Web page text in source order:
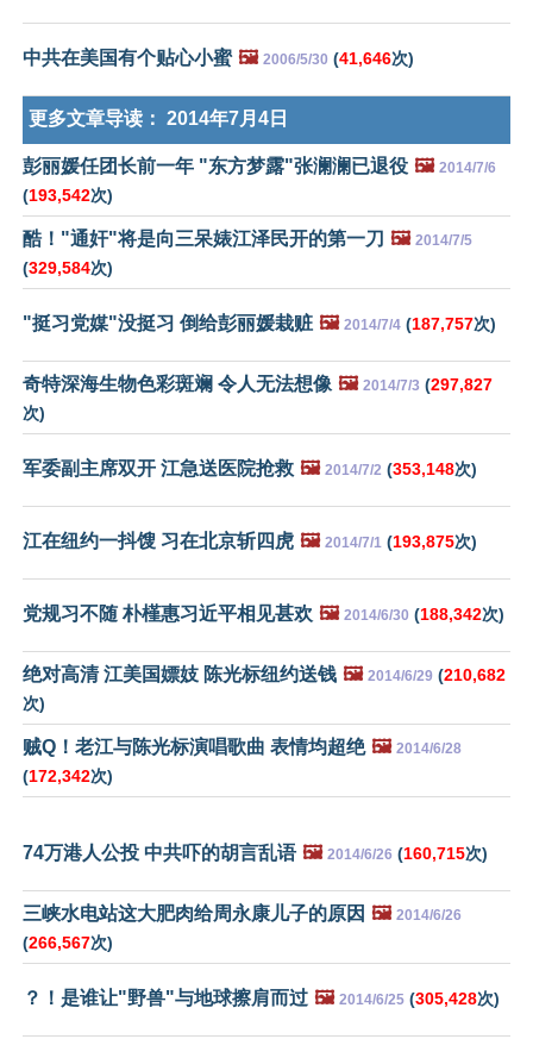
中共在美国有个贴心小蜜 🖼️ 2006/5/30 (41,646次)
更多文章导读： 2014年7月4日
彭丽媛任团长前一年 "东方梦露"张澜澜已退役 🖼️ 2014/7/6
(193,542次)
酷！"通奸"将是向三呆婊江泽民开的第一刀 🖼️ 2014/7/5
(329,584次)
"挺习党媒"没挺习 倒给彭丽媛栽赃 🖼️ 2014/7/4 (187,757次)
奇特深海生物色彩斑斓 令人无法想像 🖼️ 2014/7/3 (297,827
次)
军委副主席双开 江急送医院抢救 🖼️ 2014/7/2 (353,148次)
江在纽约一抖馊 习在北京斩四虎 🖼️ 2014/7/1 (193,875次)
党规习不随 朴槿惠习近平相见甚欢 🖼️ 2014/6/30 (188,342次)
绝对高清 江美国嫖妓 陈光标纽约送钱 🖼️ 2014/6/29 (210,682
次)
贼Q！老江与陈光标演唱歌曲 表情均超绝 🖼️ 2014/6/28
(172,342次)
74万港人公投 中共吓的胡言乱语 🖼️ 2014/6/26 (160,715次)
三峡水电站这大肥肉给周永康儿子的原因 🖼️ 2014/6/26
(266,567次)
？！是谁让"野兽"与地球擦肩而过 🖼️ 2014/6/25 (305,428次)